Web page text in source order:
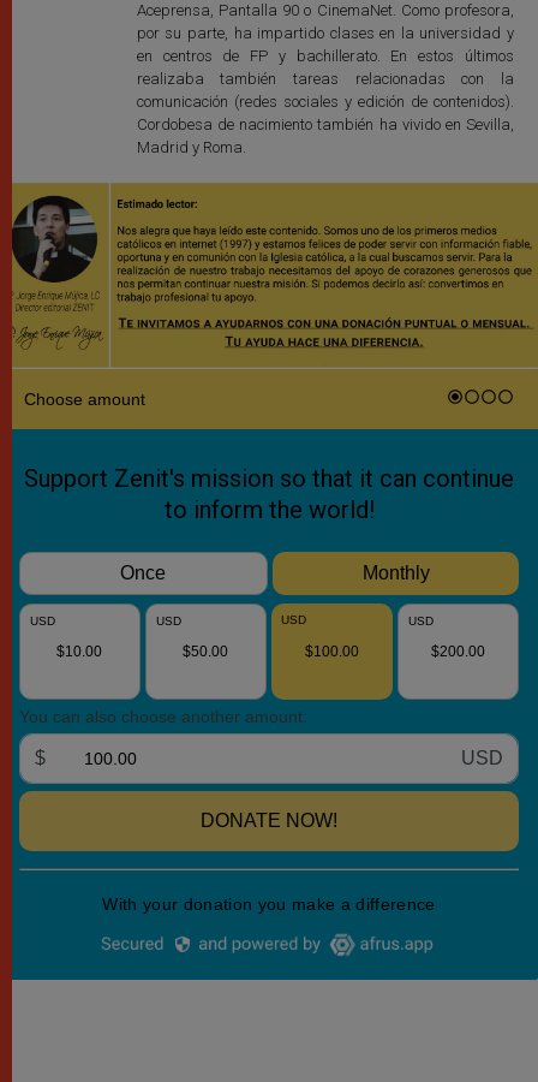
Aceprensa, Pantalla 90 o CinemaNet. Como profesora,
por su parte, ha impartido clases en la universidad y
en centros de FP y bachillerato. En estos últimos
realizaba también tareas relacionadas con la
comunicación (redes sociales y edición de contenidos).
Cordobesa de nacimiento también ha vivido en Sevilla,
Madrid y Roma.